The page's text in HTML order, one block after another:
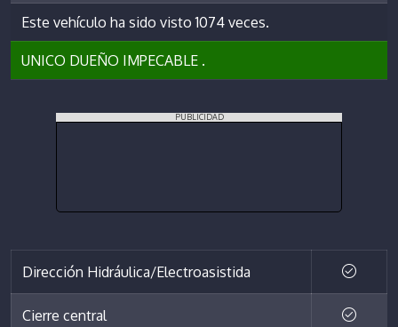
Este vehículo ha sido visto 1074 veces.
UNICO DUEÑO IMPECABLE .
PUBLICIDAD
Dirección Hidráulica/Electroasistida
Cierre central